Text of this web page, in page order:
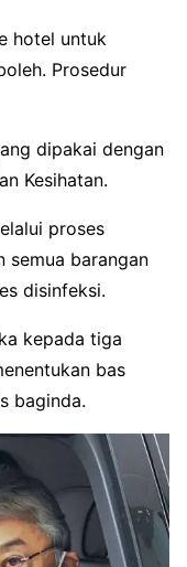
hotel untuk
Prosedur
dipakai dengan
Kesihatan.
proses
semua barangan
disinfeksi.
kepada tiga
bas
baginda.